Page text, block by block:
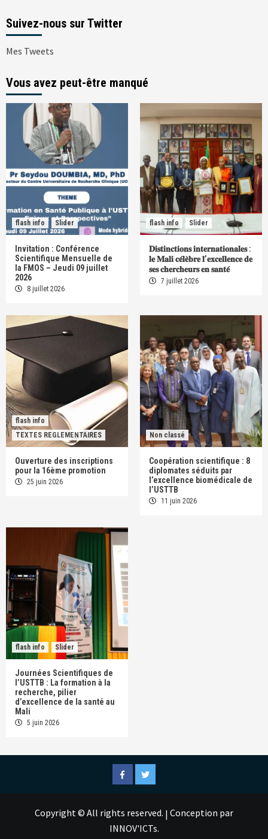
Suivez-nous sur Twitter
Mes Tweets
Vous avez peut-être manqué
flash info Slider
Invitation : Conférence
Scientifique Mensuelle de
la FMOS – Jeudi 09 juillet
2026
8 juillet 2026
flash info Slider
𝐃𝐢𝐬𝐭𝐢𝐧𝐜𝐭𝐢𝐨𝐧𝐬 𝐢𝐧𝐭𝐞𝐫𝐧𝐚𝐭𝐢𝐨𝐧𝐚𝐥𝐞𝐬 :
𝐥𝐞 𝐌𝐚𝐥𝐢 𝐜𝐞́𝐥𝐞̀𝐛𝐫𝐞 𝐥’𝐞𝐱𝐜𝐞𝐥𝐥𝐞𝐧𝐜𝐞 𝐝𝐞
𝐬𝐞𝐬 𝐜𝐡𝐞𝐫𝐜𝐡𝐞𝐮𝐫𝐬 𝐞𝐧 𝐬𝐚𝐧𝐭𝐞́
7 juillet 2026
flash info
TEXTES REGLEMENTAIRES
Ouverture des inscriptions
pour la 16ème promotion
25 juin 2026
Non classé
Coopération scientifique : 8
diplomates séduits par
l’excellence biomédicale de
l’USTTB
11 juin 2026
flash info Slider
Journées Scientifiques de
l’USTTB : La formation à la
recherche, pilier
d’excellence de la santé au
Mali
5 juin 2026
FacebookTwitter
Copyright © All rights reserved. | Conception par
INNOV'ICTs.